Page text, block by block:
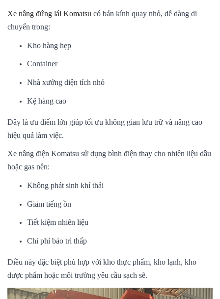
Xe nâng đứng lái Komatsu có bán kính quay nhỏ, dễ dàng di
chuyển trong:
Kho hàng hẹp
Container
Nhà xưởng diện tích nhỏ
Kệ hàng cao
Đây là ưu điểm lớn giúp tối ưu không gian lưu trữ và nâng cao
hiệu quả làm việc.
Xe nâng điện Komatsu sử dụng bình điện thay cho nhiên liệu dầu
hoặc gas nên:
Không phát sinh khí thải
Giảm tiếng ồn
Tiết kiệm nhiên liệu
Chi phí bảo trì thấp
Điều này đặc biệt phù hợp với kho thực phẩm, kho lạnh, kho
dược phẩm hoặc môi trường yêu cầu sạch sẽ.